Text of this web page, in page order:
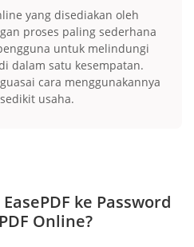
yang disediakan oleh
proses paling sederhana
untuk melindungi
dalam satu kesempatan.
cara menggunakannya
usaha.
ke Password
Online?